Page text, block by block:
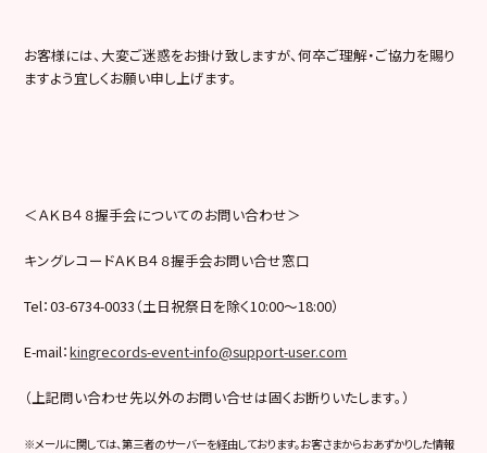
お客様には、大変ご迷惑をお掛け致しますが、何卒ご理解・ご協力を賜り
ますよう宜しくお願い申し上げます。
＜ＡＫＢ４８握手会についてのお問い合わせ＞
キングレコードＡＫＢ４８握手会お問い合せ窓口
Tel：03-6734-0033（土日祝祭日を除く10:00〜18:00）
E-mail：kingrecords-event-info@support-user.com
（上記問い合わせ先以外のお問い合せは固くお断りいたします。）
※メールに関しては、第三者のサーバーを経由しております。お客さまからおあずかりした情報